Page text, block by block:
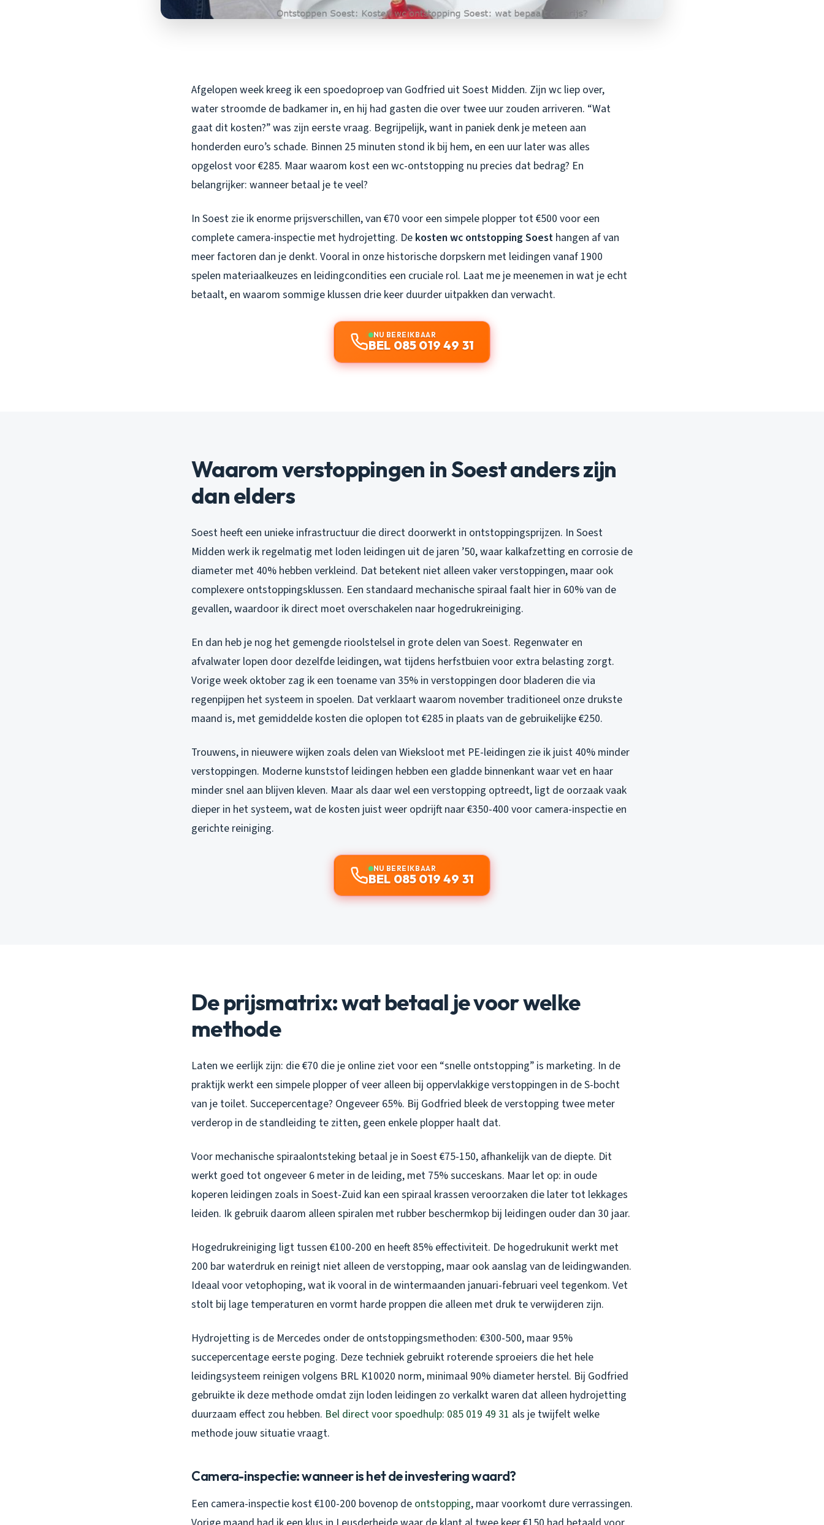
Afgelopen week kreeg ik een spoedoproep van Godfried uit Soest Midden. Zijn wc liep over,
water stroomde de badkamer in, en hij had gasten die over twee uur zouden arriveren. “Wat
gaat dit kosten?” was zijn eerste vraag. Begrijpelijk, want in paniek denk je meteen aan
honderden euro’s schade. Binnen 25 minuten stond ik bij hem, en een uur later was alles
opgelost voor €285. Maar waarom kost een wc-ontstopping nu precies dat bedrag? En
belangrijker: wanneer betaal je te veel?
In Soest zie ik enorme prijsverschillen, van €70 voor een simpele plopper tot €500 voor een
complete camera-inspectie met hydrojetting. De kosten wc ontstopping Soest hangen af van
meer factoren dan je denkt. Vooral in onze historische dorpskern met leidingen vanaf 1900
spelen materiaalkeuzes en leidingcondities een cruciale rol. Laat me je meenemen in wat je echt
betaalt, en waarom sommige klussen drie keer duurder uitpakken dan verwacht.
NU BEREIKBAAR
BEL 085 019 49 31
Waarom verstoppingen in Soest anders zijn
dan elders
Soest heeft een unieke infrastructuur die direct doorwerkt in ontstoppingsprijzen. In Soest
Midden werk ik regelmatig met loden leidingen uit de jaren ’50, waar kalkafzetting en corrosie de
diameter met 40% hebben verkleind. Dat betekent niet alleen vaker verstoppingen, maar ook
complexere ontstoppingsklussen. Een standaard mechanische spiraal faalt hier in 60% van de
gevallen, waardoor ik direct moet overschakelen naar hogedrukreiniging.
En dan heb je nog het gemengde rioolstelsel in grote delen van Soest. Regenwater en
afvalwater lopen door dezelfde leidingen, wat tijdens herfstbuien voor extra belasting zorgt.
Vorige week oktober zag ik een toename van 35% in verstoppingen door bladeren die via
regenpijpen het systeem in spoelen. Dat verklaart waarom november traditioneel onze drukste
maand is, met gemiddelde kosten die oplopen tot €285 in plaats van de gebruikelijke €250.
Trouwens, in nieuwere wijken zoals delen van Wieksloot met PE-leidingen zie ik juist 40% minder
verstoppingen. Moderne kunststof leidingen hebben een gladde binnenkant waar vet en haar
minder snel aan blijven kleven. Maar als daarwel een verstopping optreedt, ligt de oorzaak vaak
dieper in het systeem, wat de kosten juist weer opdrijft naar €350-400 voor camera-inspectie en
gerichte reiniging.
NU BEREIKBAAR
BEL 085 019 49 31
De prijsmatrix: wat betaal je voor welke
methode
Laten we eerlijk zijn: die €70 die je online ziet voor een “snelle ontstopping” is marketing. In de
praktijk werkt een simpele plopper of veer alleen bij oppervlakkige verstoppingen in de S-bocht
van je toilet. Succepercentage? Ongeveer 65%. Bij Godfried bleek de verstopping twee meter
verderop in de standleiding te zitten, geen enkele plopper haalt dat.
Voor mechanische spiraalontsteking betaal je in Soest €75-150, afhankelijk van de diepte. Dit
werkt goed tot ongeveer 6 meter in de leiding, met 75% succeskans. Maar let op: in oude
koperen leidingen zoals in Soest-Zuid kan een spiraal krassen veroorzaken die later tot lekkages
leiden. Ik gebruik daarom alleen spiralen met rubber beschermkop bij leidingen ouder dan 30 jaar.
Hogedrukreiniging ligt tussen €100-200 en heeft 85% effectiviteit. De hogedrukunit werkt met
200 bar waterdruk en reinigt niet alleen de verstopping, maar ook aanslag van de leidingwanden.
Ideaal voor vetophoping, wat ik vooral in de wintermaanden januari-februari veel tegenkom. Vet
stolt bij lage temperaturen en vormt harde proppen die alleen met druk te verwijderen zijn.
Hydrojetting is de Mercedes onder de ontstoppingsmethoden: €300-500, maar 95%
succepercentage eerste poging. Deze techniek gebruikt roterende sproeiers die het hele
leidingsysteem reinigen volgens BRL K10020 norm, minimaal 90% diameter herstel. Bij Godfried
gebruikte ik deze methode omdat zijn loden leidingen zo verkalkt waren dat alleen hydrojetting
duurzaam effect zou hebben. Bel direct voor spoedhulp: 085 019 49 31 als je twijfelt welke
methode jouw situatie vraagt.
Camera-inspectie: wanneer is het de investering waard?
Een camera-inspectie kost €100-200 bovenop de ontstopping, maar voorkomt dure verrassingen.